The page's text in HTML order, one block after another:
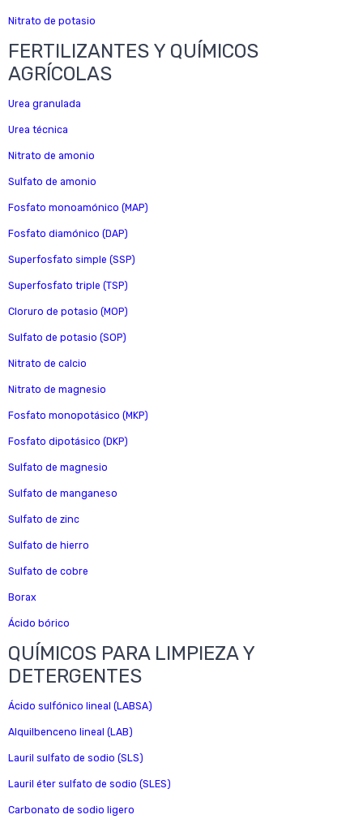
Nitrato de potasio
FERTILIZANTES Y QUÍMICOS
AGRÍCOLAS
Urea granulada
Urea técnica
Nitrato de amonio
Sulfato de amonio
Fosfato monoamónico (MAP)
Fosfato diamónico (DAP)
Superfosfato simple (SSP)
Superfosfato triple (TSP)
Cloruro de potasio (MOP)
Sulfato de potasio (SOP)
Nitrato de calcio
Nitrato de magnesio
Fosfato monopotásico (MKP)
Fosfato dipotásico (DKP)
Sulfato de magnesio
Sulfato de manganeso
Sulfato de zinc
Sulfato de hierro
Sulfato de cobre
Borax
Ácido bórico
QUÍMICOS PARA LIMPIEZA Y
DETERGENTES
Ácido sulfónico lineal (LABSA)
Alquilbenceno lineal (LAB)
Lauril sulfato de sodio (SLS)
Lauril éter sulfato de sodio (SLES)
Carbonato de sodio ligero